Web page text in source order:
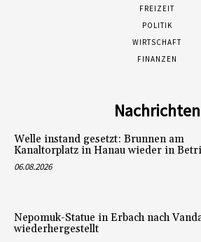
FREIZEIT
POLITIK
WIRTSCHAFT
FINANZEN
Nachrichten
Welle instand gesetzt: Brunnen am
Kanaltorplatz in Hanau wieder in
06.08.2026
Nepomuk-Statue in Erbach nach
wiederhergestellt